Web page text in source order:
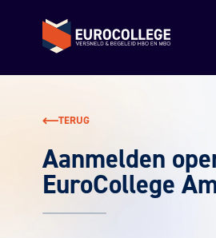
Terug naar de homepage
TERUG
Aanmelden
EuroCollege